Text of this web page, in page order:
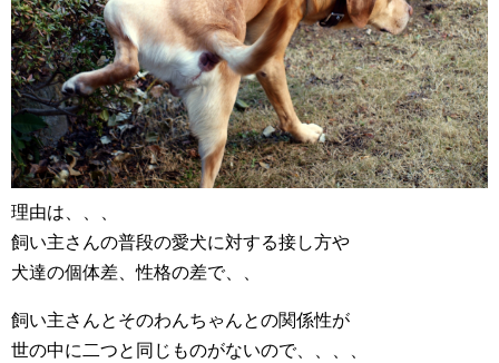
理由は、、、
飼い主さんの普段の愛犬に対する接し方や
犬達の個体差、性格の差で、、
飼い主さんとそのわんちゃんとの関係性が
世の中に二つと同じものがないので、、、、